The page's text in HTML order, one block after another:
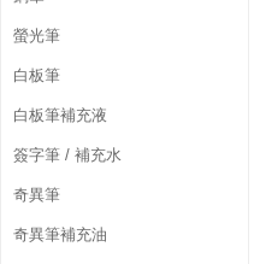
螢光筆
白板筆
白板筆補充液
簽字筆 / 補充水
奇異筆
奇異筆補充油